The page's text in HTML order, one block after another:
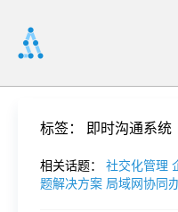
标签： 即时沟通系统
相关话题： 社交化管理
题解决方案 局域网协同